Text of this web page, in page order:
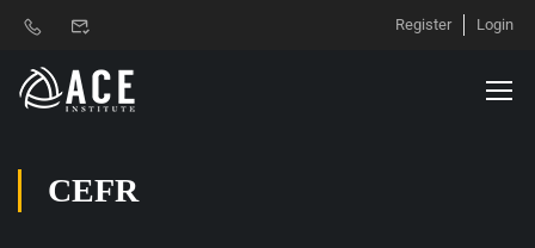
Register Login
CEFR